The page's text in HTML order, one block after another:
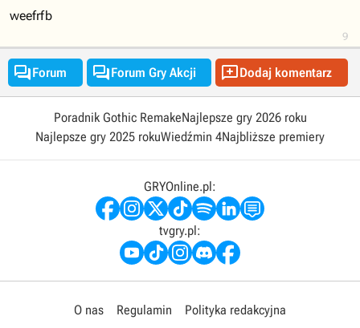
9
weefrfb
Forum Forum Gry Akcji Dodaj komentarz
Poradnik Gothic RemakeNajlepsze gry 2026 roku
Najlepsze gry 2025 rokuWiedźmin 4Najbliższe premiery
GRYOnline.pl:
tvgry.pl:
O nas Regulamin Polityka redakcyjna